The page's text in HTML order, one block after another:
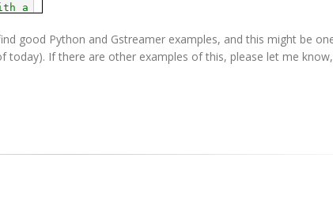
a filesink (i.e. there is no audible or visual
MyUser/Videos/MyMovieFile.MPG ! decodebin
we receive a EOS (end of stream) message.
png file.  So... don't forget this step.
good Python and Gstreamer examples, and this might be
If there are other examples of this, please let me